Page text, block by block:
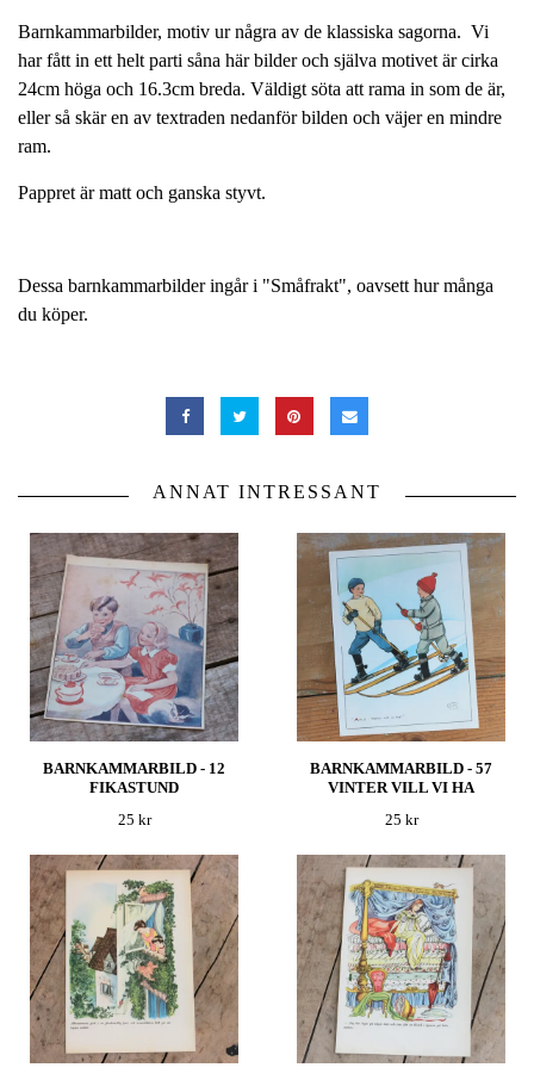
Barnkammarbilder, motiv ur några av de klassiska sagorna. Vi
har fått in ett helt parti såna här bilder och själva motivet är cirka
24cm höga och 16.3cm breda. Väldigt söta att rama in som de är,
eller så skär en av textraden nedanför bilden och väjer en mindre
ram.
Pappret är matt och ganska styvt.
Dessa barnkammarbilder ingår i "Småfrakt", oavsett hur många
du köper.
ANNAT INTRESSANT
BARNKAMMARBILD - 12
FIKASTUND
25 kr
BARNKAMMARBILD - 57
VINTER VILL VI HA
25 kr